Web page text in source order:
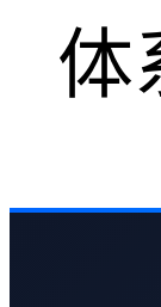
体